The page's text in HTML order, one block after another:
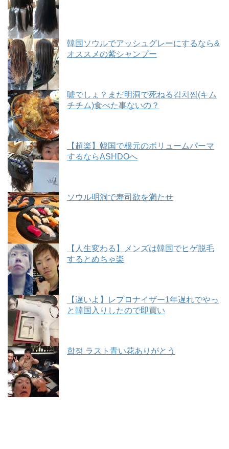
韓国ソウルでアッシュグレーにするなら&
オススメの紫シャンプー
嘘でしょ？まだ明洞で死ねる김치찜(キム
チチム)食べた事ないの？
【超楽】韓国で根元のボリュームパーマ
するならASHDOへ
ソウル明洞で寿司欲を満たせ
【人生変わる】メンズは韓国でヒゲ脱毛
するとめちゃ楽
【遅いよ】レプロナイザー1年遅れでやっ
と韓国入りしたので即買い
합정 ラスト青い花ありがとう